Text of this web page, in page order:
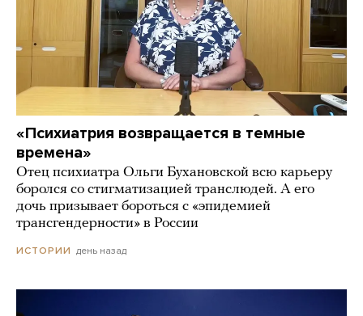
«Психиатрия возвращается в темные
времена»
Отец психиатра Ольги Бухановской всю карьеру
боролся со стигматизацией транслюдей. А его
дочь призывает бороться с «эпидемией
трансгендерности» в России
ИСТОРИИ день назад